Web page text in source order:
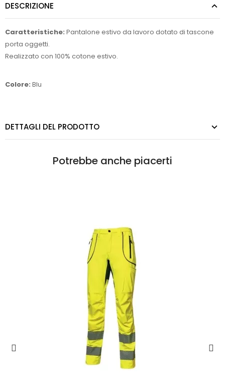
DESCRIZIONE
Caratteristiche: Pantalone estivo da lavoro dotato di tascone
porta oggetti.
Realizzato con 100% cotone estivo.
Colore: Blu
DETTAGLI DEL PRODOTTO
Potrebbe anche piacerti